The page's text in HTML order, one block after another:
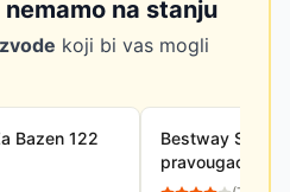
na stanju
koji bi vas mogli
Bazen 122
Bestway
pravougaone
58228